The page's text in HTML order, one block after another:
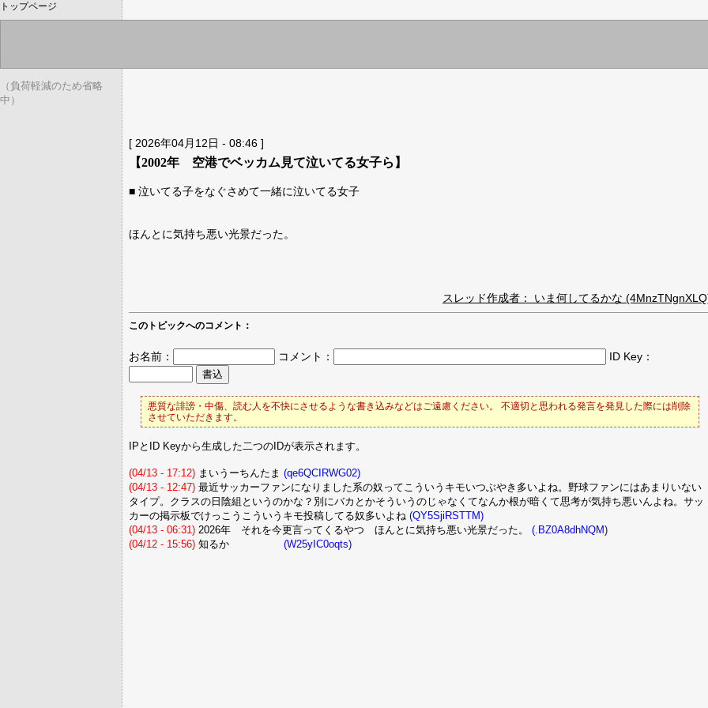
トップページ
（負荷軽減のため省略
中）
[ 2026年04月12日 - 08:46 ]
【2002年 空港でベッカム見て泣いてる女子ら】
■ 泣いてる子をなぐさめて一緒に泣いてる女子
ほんとに気持ち悪い光景だった。
スレッド作成者： いま何してるかな
このトピックへのコメント：
お名前： コメント： ID Key：
悪質な誹謗・中傷、読む人を不快にさせるような書き込みなどはご遠慮ください。 不適切と思われる発言を発見した際には削除
させていただきます。
IPとID Keyから生成した二つのIDが表示されます。
(04/13 - 17:12) まいうーちんたま (qe6QCIRWG02)
(04/13 - 12:47) 最近サッカーファンになりました系の奴ってこういうキモいつぶやき多いよね。野球ファンにはあまりいない
タイプ。クラスの日陰組というのかな？別にバカとかそういうのじゃなくてなんか根が暗くて思考が気持ち悪いんよね。サッ
カーの掲示板でけっこうこういうキモ投稿してる奴多いよね (QY5SjiRSTTM)
(04/13 - 06:31) 2026年 それを今更言ってくるやつ ほんとに気持ち悪い光景だった。 (.BZ0A8dhNQM)
(04/12 - 15:56) 知るか (W25yIC0oqts)